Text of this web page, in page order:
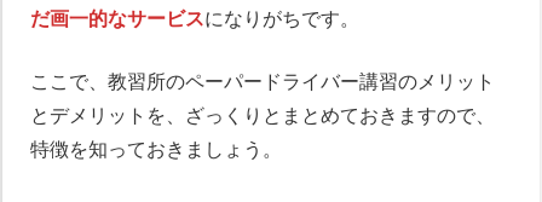
だ画一的なサービスになりがちです。
ここで、教習所のペーパードライバー講習のメリット
とデメリットを、ざっくりとまとめておきますので、
特徴を知っておきましょう。